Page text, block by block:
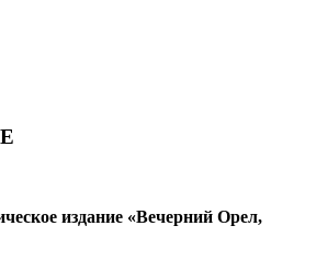
издание «Вечерний Орел,